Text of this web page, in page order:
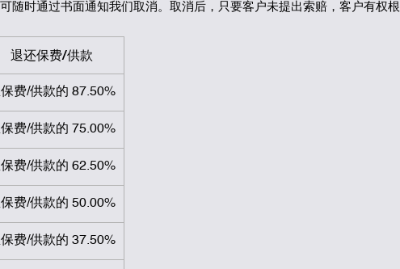
随时通过书面通知我们取消。取消后，只要客户未提出索赔，客户有权
退还保费/供款
费/供款的 87.50%
费/供款的 75.00%
费/供款的 62.50%
费/供款的 50.00%
费/供款的 37.50%